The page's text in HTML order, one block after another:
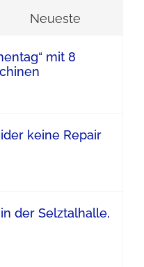
Neueste
mit 8
keine Repair
der Selztalhalle,